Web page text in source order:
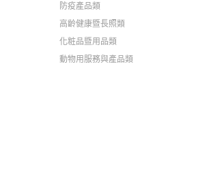
防疫產品類
高齡健康暨長照類
化粧品暨用品類
動物用服務與產品類